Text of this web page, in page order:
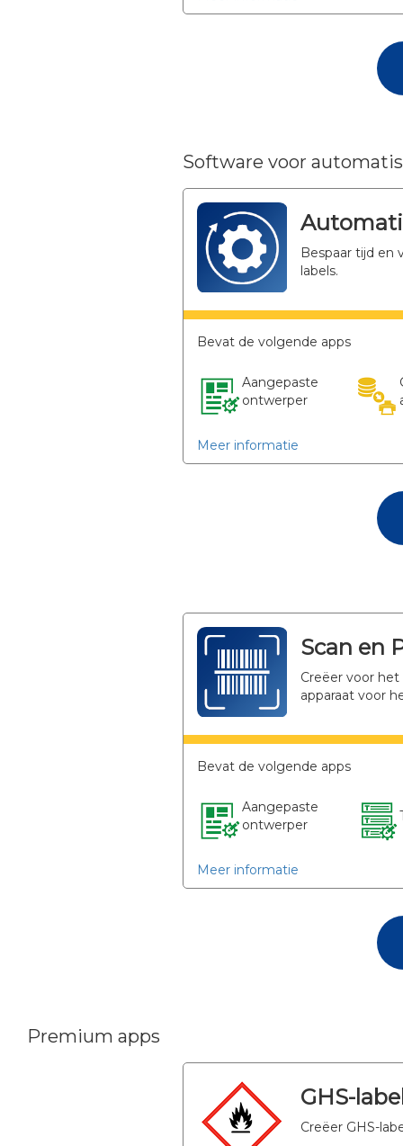
Software voor
Bespaar tijd
labels.
Bevat de volgende apps
Aangepaste
ontwerper
Meer informatie
Scan en
Creëer voor
apparaat voor
Bevat de volgende apps
Aangepaste
ontwerper
Meer informatie
Premium apps
GHS-
Creëer GHS-